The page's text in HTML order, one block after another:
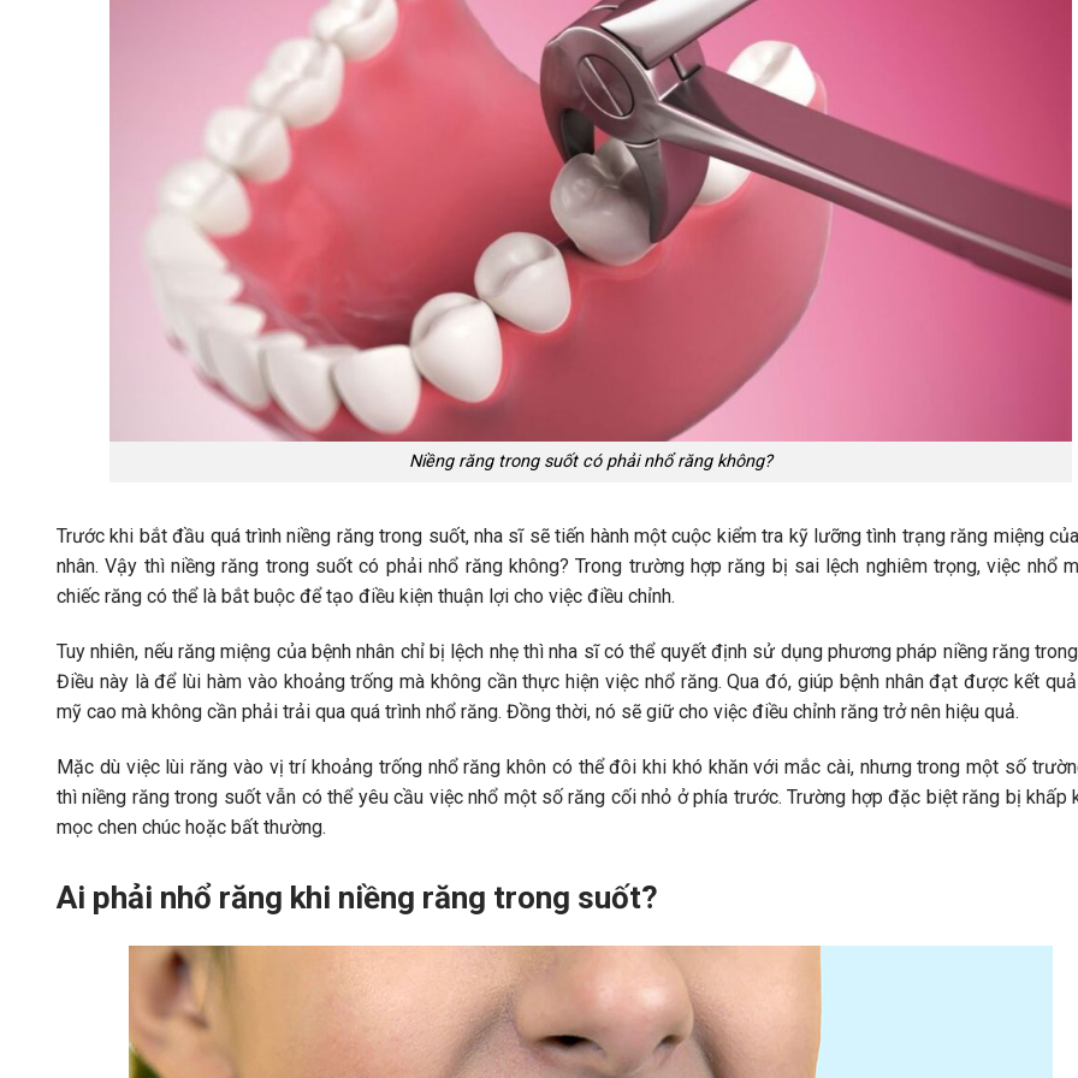
Niềng răng trong suốt có phải nhổ răng không?
Trước khi bắt đầu quá trình niềng răng trong suốt, nha sĩ sẽ tiến hành một cuộc kiểm tra kỹ lưỡng tình trạng răng miệng
nhân. Vậy thìniềng răng trong suốt có phải nhổ răng không?Trong trường hợp răng bị sai lệch nghiêm trọng, việc nhổ
chiếc răng có thể là bắt buộc để tạo điều kiện thuận lợi cho việc điều chỉnh.
Tuy nhiên, nếu răng miệng của bệnh nhân chỉ bị lệch nhẹ thì nha sĩ có thể quyết định sử dụng phương pháp niềng răng
Điều này là để lùi hàm vào khoảng trống mà không cần thực hiện việc nhổ răng. Qua đó, giúp bệnh nhân đạt được kết
mỹ cao mà không cần phải trải qua quá trình nhổ răng. Đồng thời, nó sẽ giữ cho việc điều chỉnh răng trở nên hiệu quả.
Mặc dù việc lùi răng vào vị trí khoảng trống nhổ răng khôn có thể đôi khi khó khăn với mắc cài, nhưng trong một số
thì niềng răng trong suốt vẫn có thể yêu cầu việc nhổ một số răng cối nhỏ ở phía trước. Trường hợp đặc biệt răng bị khấp
mọc chen chúc hoặc bất thường.
Ai phải nhổ răng khi niềng răng trong suốt?